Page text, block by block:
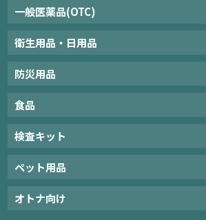
一般医薬品(OTC)
衛生用品・日用品
防災用品
食品
検査キット
ペット用品
オトナ向け